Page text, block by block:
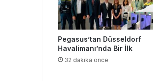
Pegasus’tan Düsseldorf
Havalimanı’nda Bir İlk
32 dakika önce